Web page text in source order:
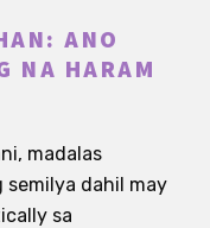
ANO
NA HARAM
madalas
dahil may
sa